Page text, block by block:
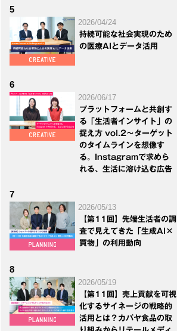
5
2026/04/24
持続可能な社会実現のため
の医療AIとデータ活用
6
2026/06/17
プラットフォームと共創す
る「生活者インサイト」の
捉え方 vol.2～ターゲット
のタイムラインを想像す
る。Instagramで求めら
れる、生活に溶け込む広告
7
2026/05/13
【第11回】先端生活者の調
査で見えてきた「生成AI×
買物」の利用動向
8
2026/05/19
【第11回】売上貢献を可視
化するサイネージの戦略的
活用とは？カバヤ食品の取